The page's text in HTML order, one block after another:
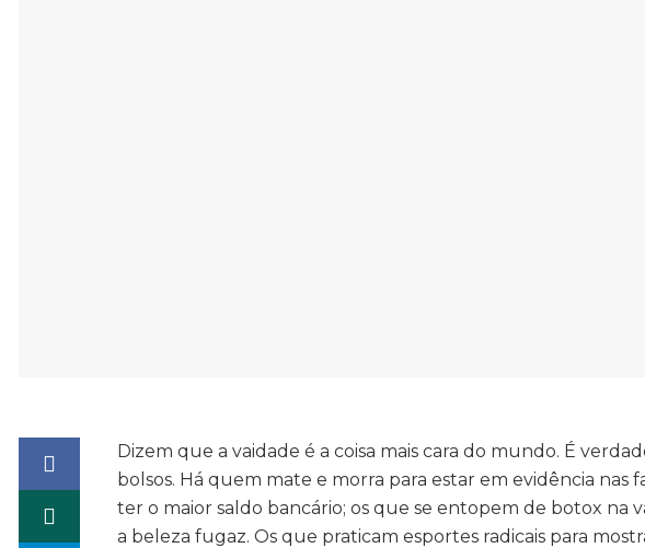
Dizem que a vaidade é a coisa mais cara do mundo. É
bolsos. Há quem mate e morra para estar em evidência nas
ter o maior saldo bancário; os que se entopem de botox na
a beleza fugaz. Os que praticam esportes radicais para